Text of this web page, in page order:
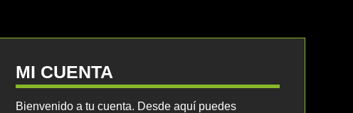
MI CUENTA
Bienvenido a tu cuenta. Desde aquí puedes